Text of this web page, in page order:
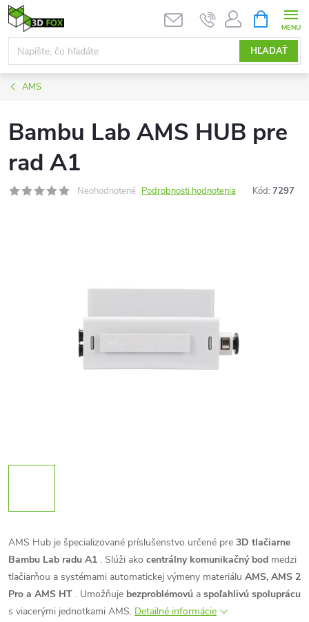
Prejsť
na
obsah
HĽADAŤ
KOŠÍK
AMS
Bambu Lab AMS HUB pre
rad A1
Neohodnotené Podrobnosti hodnotenia Kód: 7297
AMS Hub je špecializované príslušenstvo určené pre 3D tlačiarne
Bambu Lab radu A1 . Slúži ako centrálny komunikačný bod medzi
tlačiarňou a systémami automatickej výmeny materiálu AMS, AMS 2
Pro a AMS HT . Umožňuje bezproblémovú a spoľahlivú spoluprácu
s viacerými jednotkami AMS. Detailné informácie